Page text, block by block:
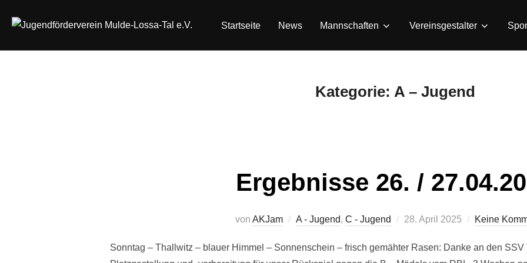
Inhalt
Startseite News Mannschaften Vereinsgestalter
Kategorie: A – Jugend
Ergebnisse 26. /
von AKJam A - Jugend, C - Jugend
Veröffentlicht
28. April 2025 Keine
Sonntag – Thallwitz – blauer Himmel – Sonnenschein – frisch gemähter Rasen: Danke an den